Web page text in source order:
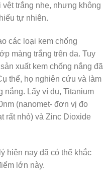
trắng nhẹ, nhưng không
tự nhiên.
các loại kem chống
màng trắng trên da. Tuy
xuất kem chống nắng đã
thể, họ nghiên cứu và làm
nắng. Lấy ví dụ, Titanium
(nanomet- đơn vị đo
rất nhỏ) và Zinc Dioxide
hiện nay đã có thể khắc
lớn này.